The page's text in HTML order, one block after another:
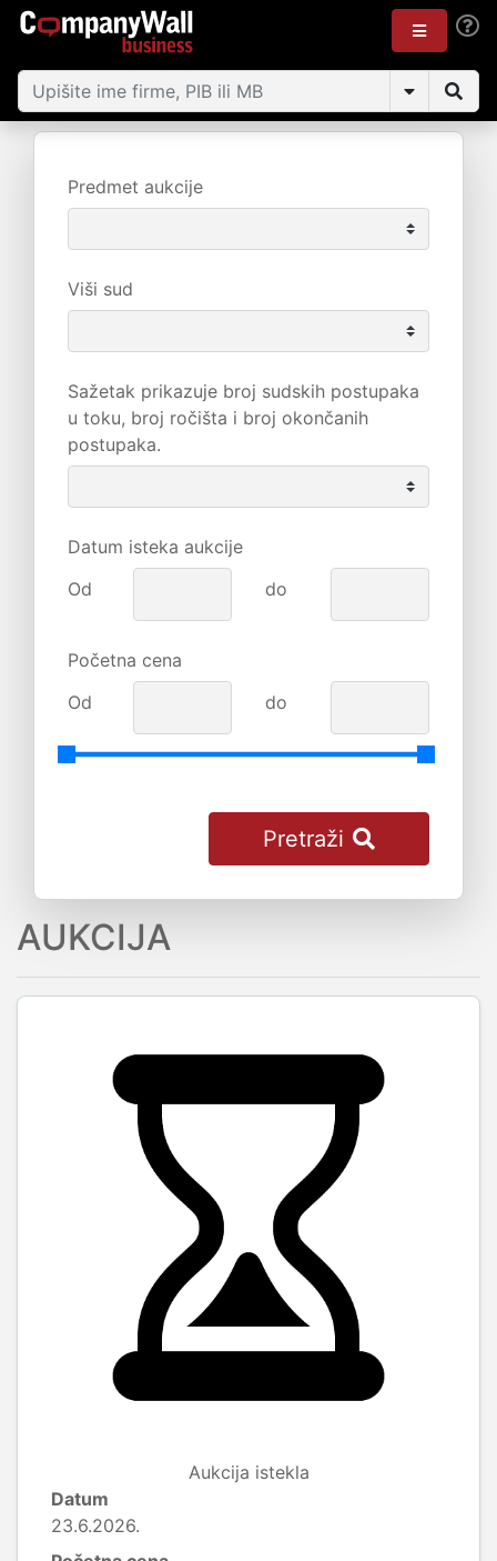
Predmet aukcije
Viši sud
Sažetak prikazuje broj sudskih postupaka
u toku, broj ročišta i broj okončanih
postupaka.
Datum isteka aukcije
Od
do
Početna cena
Od
do
Pretraži
AUKCIJA
Aukcija istekla
Datum
23.6.2026.